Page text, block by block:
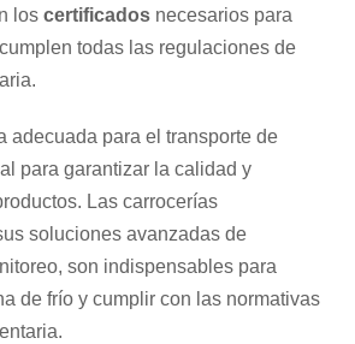
los certificados necesarios para
todas las regulaciones de
adecuada para el transporte de
para garantizar la calidad y
Las carrocerías
soluciones avanzadas de
son indispensables para
de frío y cumplir con las normativas